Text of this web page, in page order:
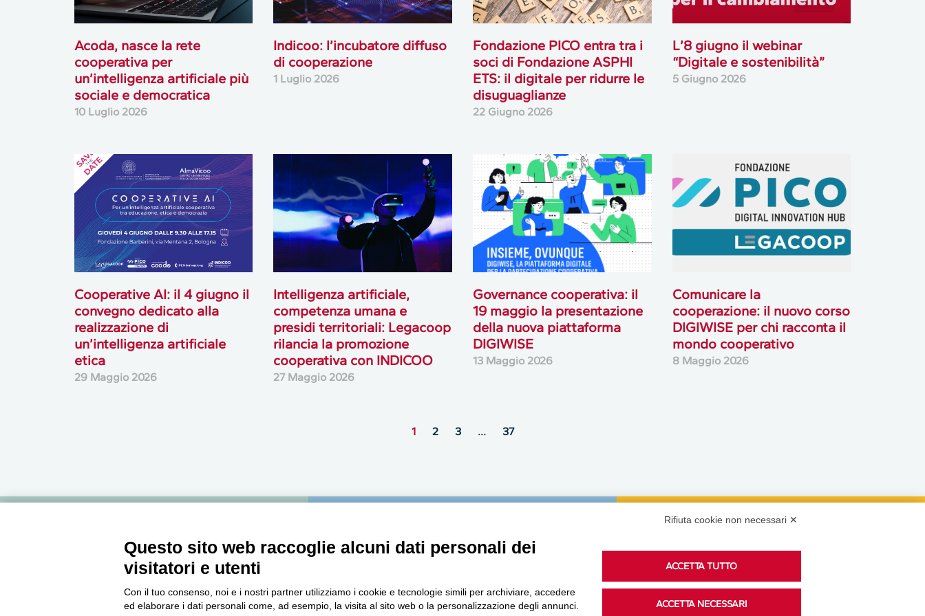
Acoda, nasce la rete
cooperativa per
un’intelligenza artificiale più
sociale e democratica
10 Luglio 2026
Indicoo: l’incubatore diffuso
di cooperazione
1 Luglio 2026
Fondazione PICO entra tra i
soci di Fondazione ASPHI
ETS: il digitale per ridurre le
disuguaglianze
22 Giugno 2026
L’8 giugno il webinar
“Digitale e sostenibilità”
5 Giugno 2026
Cooperative AI: il 4 giugno il
convegno dedicato alla
realizzazione di
un’intelligenza artificiale
etica
29 Maggio 2026
Intelligenza artificiale,
competenza umana e
presidi territoriali: Legacoop
rilancia la promozione
cooperativa con INDICOO
27 Maggio 2026
Governance cooperativa: il
19 maggio la presentazione
della nuova piattaforma
DIGIWISE
13 Maggio 2026
Comunicare la
cooperazione: il nuovo corso
DIGIWISE per chi racconta il
mondo cooperativo
8 Maggio 2026
1 2 3 … 37
Newsletter
Informazioni per restare sempre aggiornati sul
mondo della cooperazione.
MultiMedia
Guarda i nostri video, storie e webinar.
Ascolta i podcast di approfondimento di Legacoop
Rifiuta cookie non necessari ✕
Questo sito web raccoglie alcuni dati personali dei
visitatori e utenti
Con il tuo consenso, noi e i nostri partner utilizziamo i cookie e tecnologie simili per archiviare, accedere
ed elaborare i dati personali come, ad esempio, la visita al sito web o la personalizzazione degli annunci.
ACCETTA TUTTO
ACCETTA NECESSARI